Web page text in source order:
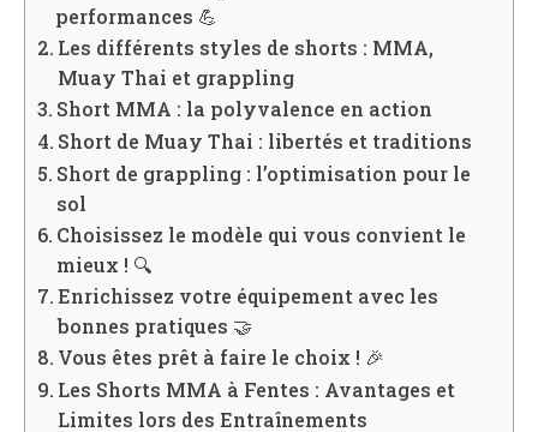
performances 💪
Les différents styles de shorts : MMA,
Muay Thai et grappling
Short MMA : la polyvalence en action
Short de Muay Thai : libertés et traditions
Short de grappling : l’optimisation pour le
sol
Choisissez le modèle qui vous convient le
mieux ! 🔍
Enrichissez votre équipement avec les
bonnes pratiques 🤝
Vous êtes prêt à faire le choix ! 🎉
Les Shorts MMA à Fentes : Avantages et
Limites lors des Entraînements